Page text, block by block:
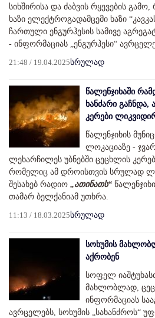
სიხშირისა და ძაბვის რყევების
ხაზი ელექტროგადამცემი ხაზი
ჩართული ენგურჰესის სამივე
- ინფორმაციას „ენგურჰესი“
21:48 / 19.04.2025სრულად
წალენჯიხაში
ხანძარი
კერები
წალენჯიხის
ლოკაციაზე -
ლეხარჩილეს უბნებში ცეცხლის
რომელიც ამ დროისთვის სრულად
შესახებ რადიო „ათინათს“
თამარ ბელქანიამ უთხრა.
11:13 / 18.03.2025სრულად
სოხუმის
აქრობენ
სოფელ
მახლობლად,
ინფორმაციას
ავრცელებს, სოხუმის „სახანძროს“